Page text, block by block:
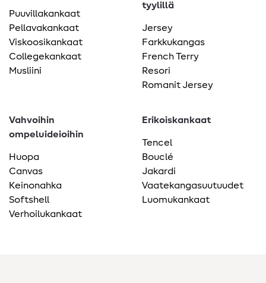
Puuvillakankaat
Pellavakankaat
Viskoosikankaat
Collegekankaat
Musliini
tyylillä
Jersey
Farkkukangas
French Terry
Resori
Romanit Jersey
Vahvoihin
ompeluideioihin
Huopa
Canvas
Keinonahka
Softshell
Verhoilukankaat
Erikoiskankaat
Tencel
Bouclé
Jakardi
Vaatekangasuutuudet
Luomukankaat